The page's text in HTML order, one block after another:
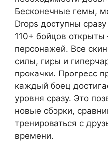
Бесконечные гемы,
Drops доступны
110+ бойцов
персонажей. Все
силы, гиры и
прокачки. Прогресс
каждый боец
уровня сразу. Это
новые сборки,
тренироваться с
времени.